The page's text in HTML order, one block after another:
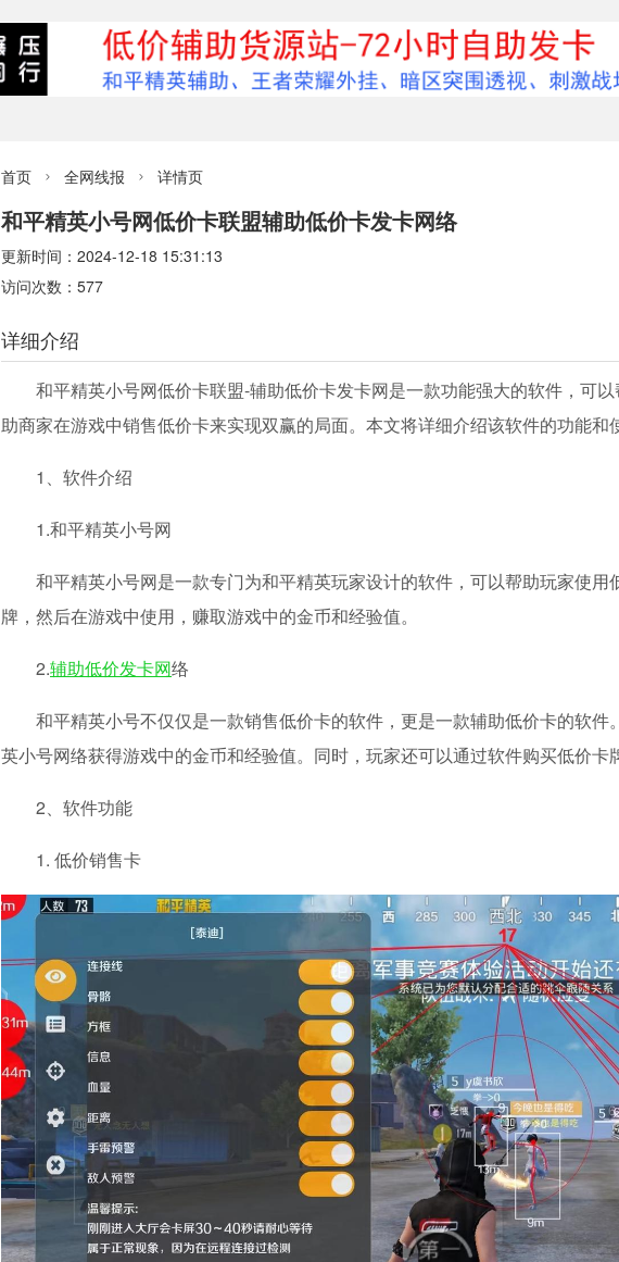
首页  全网线报  详情页
和平精英小号网低价卡联盟辅助低价卡发卡网络
更新时间：2024-12-18 15:31:13
访问次数：577
详细介绍
和平精英小号网低价卡联盟-辅助低价卡发卡网是一款功能强大的软件，可
助商家在游戏中销售低价卡来实现双赢的局面。本文将详细介绍该软件的功能和
1、软件介绍
1.和平精英小号网
和平精英小号网是一款专门为和平精英玩家设计的软件，可以帮助玩家使
牌，然后在游戏中使用，赚取游戏中的金币和经验值。
2.辅助低价发卡网络
和平精英小号不仅仅是一款销售低价卡的软件，更是一款辅助低价卡的软
英小号网络获得游戏中的金币和经验值。同时，玩家还可以通过软件购买低价
2、软件功能
1. 低价销售卡